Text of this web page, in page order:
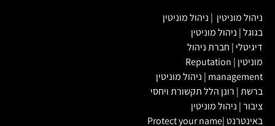
ניהול מוניטין | ניהול מוניטין
בגוגל| ניהול מוניטין
דיגיטלי | חברת ניהול
מוניטין |
Reputation
management
| ניהול מוניטין
ברשת| רונן הלל תקשורת ויחסי
ציבור| ניהול מוניטין
באינטרנט|
Protect your name